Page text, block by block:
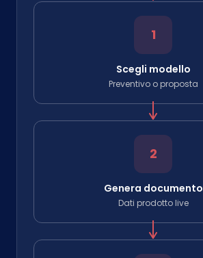
1
Scegli modello
Preventivo o proposta
2
Genera documento
Dati prodotto live